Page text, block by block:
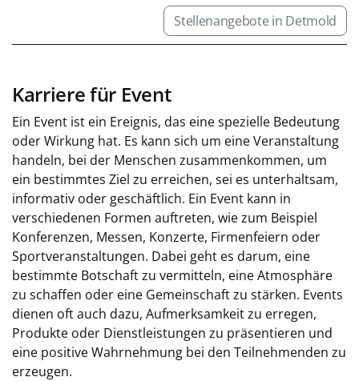
Stellenangebote in Detmold
Karriere für Event
Ein Event ist ein Ereignis, das eine spezielle Bedeutung
oder Wirkung hat. Es kann sich um eine Veranstaltung
handeln, bei der Menschen zusammenkommen, um
ein bestimmtes Ziel zu erreichen, sei es unterhaltsam,
informativ oder geschäftlich. Ein Event kann in
verschiedenen Formen auftreten, wie zum Beispiel
Konferenzen, Messen, Konzerte, Firmenfeiern oder
Sportveranstaltungen. Dabei geht es darum, eine
bestimmte Botschaft zu vermitteln, eine Atmosphäre
zu schaffen oder eine Gemeinschaft zu stärken. Events
dienen oft auch dazu, Aufmerksamkeit zu erregen,
Produkte oder Dienstleistungen zu präsentieren und
eine positive Wahrnehmung bei den Teilnehmenden zu
erzeugen.